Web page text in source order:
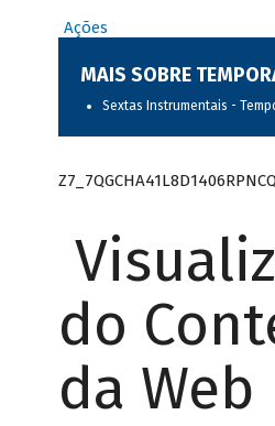
Ações
MAIS SOBRE
Sextas Instrumentais -
do
da Web